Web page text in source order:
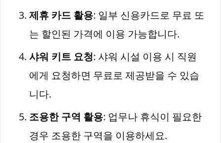
제휴 카드 활용: 일부 신용카드로 무료 또
는 할인된 가격에 이용 가능합니다.
샤워 키트 요청: 샤워 시설 이용 시 직원
에게 요청하면 무료로 제공받을 수 있습
니다.
조용한 구역 활용: 업무나 휴식이 필요한
경우 조용한 구역을 이용하세요.